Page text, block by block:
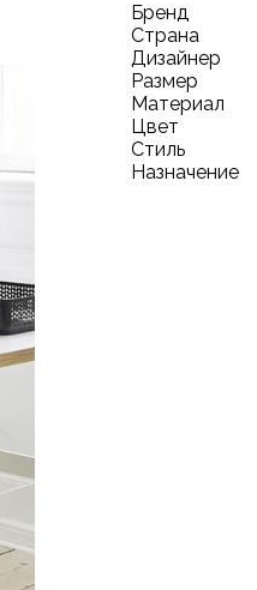
Бренд
Страна
Дизайнер
Размер
Материал
Цвет
Стиль
Назначение